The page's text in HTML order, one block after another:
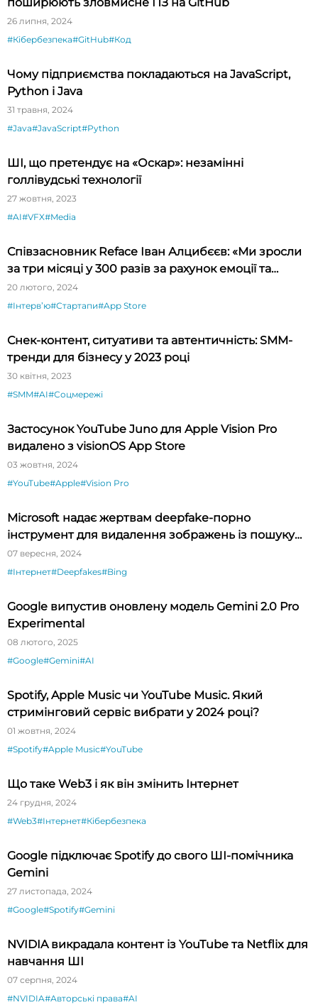
поширюють зловмисне ПЗ на GitHub
26 липня, 2024
#Кібербезпека#GitHub#Код
Чому підприємства покладаються на JavaScript,
Python і Java
31 травня, 2024
#Java#JavaScript#Python
ШІ, що претендує на «Оскар»: незамінні
голлівудські технології
27 жовтня, 2023
#AI#VFX#Media
Співзасновник Reface Іван Алцибєєв: «Ми зросли
за три місяці у 300 разів за рахунок емоції та
новизни»
20 лютого, 2024
#Інтервʼю#Стартапи#App Store
Снек-контент, ситуативи та автентичність: SMM-
тренди для бізнесу у 2023 році
30 квітня, 2023
#SMM#AI#Соцмережі
Застосунок YouTube Juno для Apple Vision Pro
видалено з visionOS App Store
03 жовтня, 2024
#YouTube#Apple#Vision Pro
Microsoft надає жертвам deepfake-порно
інструмент для видалення зображень із пошуку
Bing
07 вересня, 2024
#Інтернет#Deepfakes#Bing
Google випустив оновлену модель Gemini 2.0 Pro
Experimental
08 лютого, 2025
#Google#Gemini#AI
Spotify, Apple Music чи YouTube Music. Який
стримінговий сервіс вибрати у 2024 році?
01 жовтня, 2024
#Spotify#Apple Music#YouTube
Що таке Web3 і як він змінить Інтернет
24 грудня, 2024
#Web3#Інтернет#Кібербезпека
Google підключає Spotify до свого ШІ-помічника
Gemini
27 листопада, 2024
#Google#Spotify#Gemini
NVIDIA викрадала контент із YouTube та Netflix для
навчання ШІ
07 серпня, 2024
#NVIDIA#Авторські права#AI